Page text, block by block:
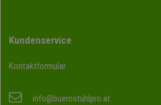
Kundenservice
Kontaktformular
info@buerostuhlpro.at